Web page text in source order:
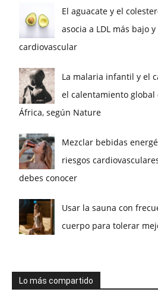
El aguacate y el
asocia a LDL más bajo
cardiovascular
La malaria infantil y el
el calentamiento global
África, según Nature
Mezclar bebidas
riesgos
debes conocer
Usar la sauna con
cuerpo para tolerar
Lo más compartido